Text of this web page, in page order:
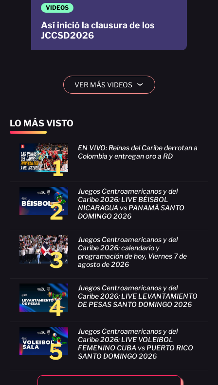
LO MÁS VISTO
1
EN VIVO: Reinas del Caribe derrotan a
Colombia y entregan oro a RD
2
Juegos Centroamericanos y del
Caribe 2026: LIVE BÉISBOL
NICARAGUA vs PANAMÁ SANTO
DOMINGO 2026
3
Juegos Centroamericanos y del
Caribe 2026: calendario y
programación de hoy, Viernes 7 de
agosto de 2026
4
Juegos Centroamericanos y del
Caribe 2026: LIVE LEVANTAMIENTO
DE PESAS SANTO DOMINGO 2026
5
Juegos Centroamericanos y del
Caribe 2026: LIVE VOLEIBOL
FEMENINO CUBA vs PUERTO RICO
SANTO DOMINGO 2026
VIDEOS
Así inició la clausura de los
JCCSD2026
VER MÁS VIDEOS ›